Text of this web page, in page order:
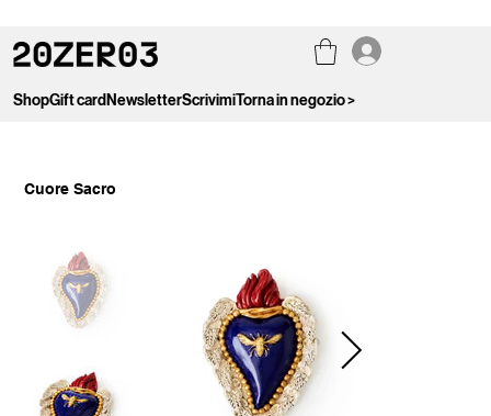
ShopGift card NewsletterScrivimiTorna in negozio >
Cuore Sacro